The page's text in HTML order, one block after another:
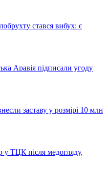
стався вибух: є
Аравія підписали угоду
заставу у розмірі 10 млн
ТЦК після медогляду,